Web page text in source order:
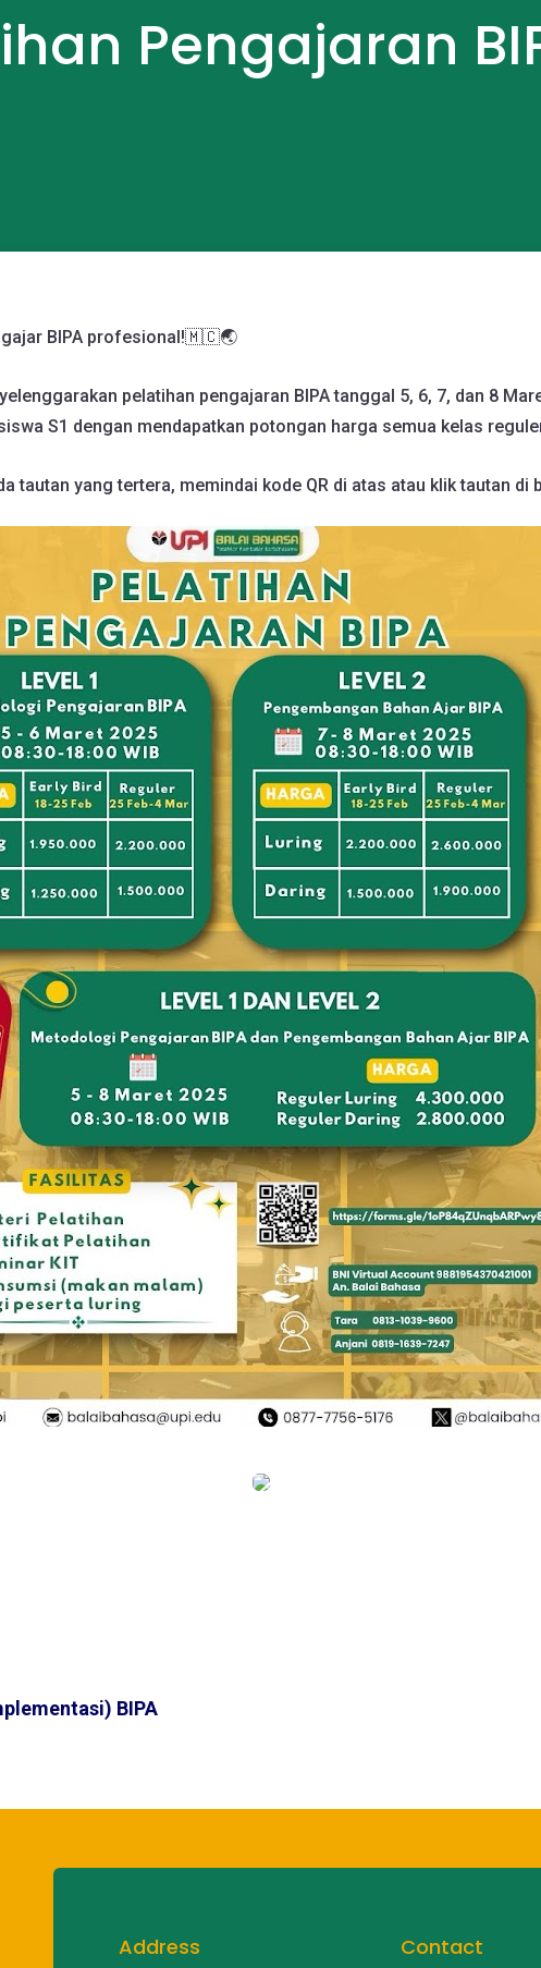
Pengajaran
BIPA profesional!🇲🇨🌏
pelatihan pengajaran BIPA tanggal 5, 6, 7, dan 8
S1 dengan mendapatkan potongan harga semua kelas
tautan yang tertera, memindai kode QR di atas atau klik tautan di
BIPA
Address Contact